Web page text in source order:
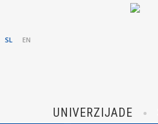
SL EN
UNIVERZIJADE